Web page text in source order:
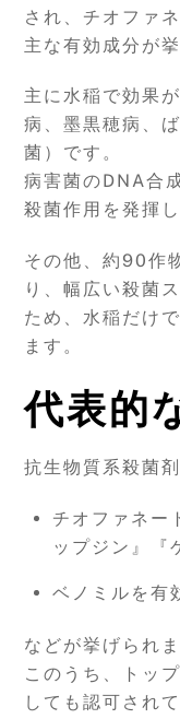
され、チオファ
主な有効成分が
主に水稲で効果
病、墨黒穂病、
菌）です。
病害菌のDNA合
殺菌作用を発揮し
その他、約90作
り、幅広い殺菌
ため、水稲だけ
ます。
代表的
抗生物質系殺菌
チオファネー
ップジン』『
ベノミルを有
などが挙げられま
このうち、トッ
しても認可され